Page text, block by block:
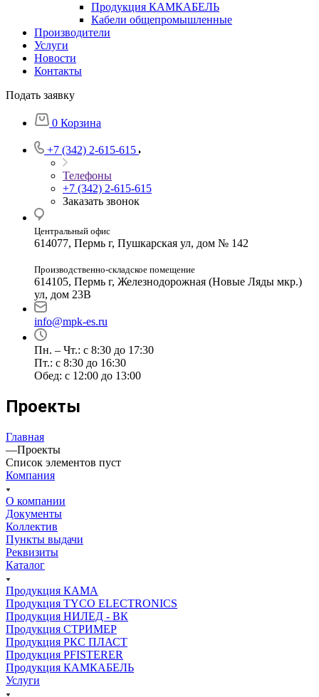
Продукция КАМКАБЕЛЬ
Кабели общепромышленные
Производители
Услуги
Новости
Контакты
Подать заявку
0 Корзина
+7 (342) 2-615-615
Телефоны
+7 (342) 2-615-615
Заказать звонок
Центральный офис
614077, Пермь г, Пушкарская ул, дом № 142
Производственно-складское помещение
614105, Пермь г, Железнодорожная (Новые Ляды мкр.)
ул, дом 23В
info@mpk-es.ru
Пн. – Чт.: с 8:30 до 17:30
Пт.: с 8:30 до 16:30
Обед: с 12:00 до 13:00
Проекты
Главная
—Проекты
Список элементов пуст
Компания
О компании
Документы
Коллектив
Пункты выдачи
Реквизиты
Каталог
Продукция КАМА
Продукция TYCO ELECTRONICS
Продукция НИЛЕД - ВК
Продукция СТРИМЕР
Продукция РКС ПЛАСТ
Продукция PFISTERER
Продукция КАМКАБЕЛЬ
Услуги